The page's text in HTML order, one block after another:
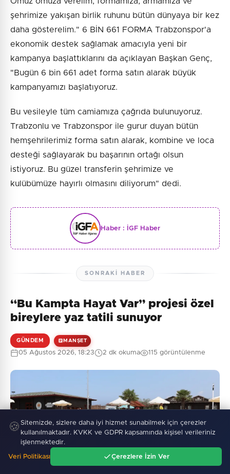
şehrimize yakışan birlik ruhunu bütün dünyaya bir kez
daha gösterelim." 6 BİN 661 FORMA Trabzonspor'a
ekonomik destek sağlamak amacıyla yeni bir
kampanya başlattıklarını da açıklayan Başkan Genç,
"Bugün 6 bin 661 adet forma satın alarak büyük
kampanyamızı başlatıyoruz.
Bu vesileyle tüm camiamıza çağrıda bulunuyoruz.
Trabzonlu ve Trabzonspor ile gurur duyan bütün
hemşehrilerimiz forma satın alarak, kombine ve loca
desteği sağlayarak bu başarının ortağı olsun
istiyoruz. Bu güzel transferin şehrimize ve
kulübümüze hayırlı olmasını diliyorum" dedi.
Haber : İGF Haber
SONRAKI HABER
“Bu Kampta Hayat Var” projesi özel
bireylere yaz tatili sunuyor
GÜNDEM MANŞET
05 Ağustos 2026, 18:23 2 dk okuma 115 görüntülenme
🍪 Sitemizde, sizlere daha iyi hizmet sunabilmek için çerezler
kullanılmaktadır. KVKK ve GDPR kapsamında kişisel verileriniz
işlenmektedir.
Veri Politikası Çerezlere İzin Ver
Gündem Ara Menü